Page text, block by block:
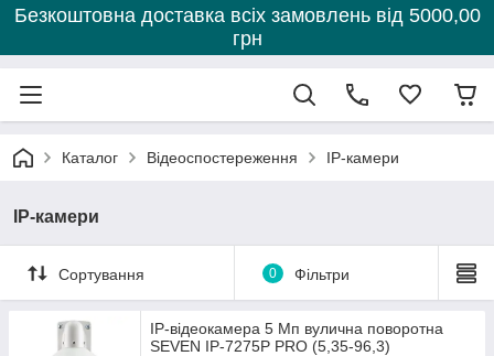
Безкоштовна доставка всіх замовлень від 5000,00
грн
Каталог Відеоспостереження IP-камери
IP-камери
Сортування 0 Фільтри
IP-відеокамера 5 Мп вулична поворотна
SEVEN IP-7275P PRO (5,35-96,3)